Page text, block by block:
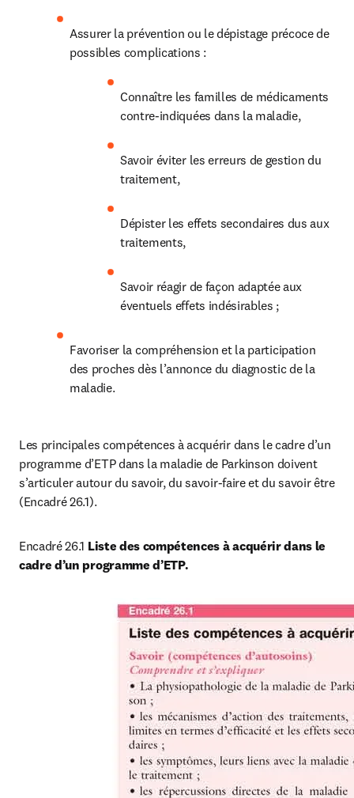
Assurer la prévention ou le dépistage précoce de
possibles complications :
Connaître les familles de médicaments
contre-indiquées dans la maladie,
Savoir éviter les erreurs de gestion du
traitement,
Dépister les effets secondaires dus aux
traitements,
Savoir réagir de façon adaptée aux
éventuels effets indésirables ;
Favoriser la compréhension et la participation
des proches dès l’annonce du diagnostic de la
maladie.
Les principales compétences à acquérir dans le cadre d’un
programme d’ETP dans la maladie de Parkinson doivent
s’articuler autour du savoir, du savoir-faire et du savoir être
(Encadré 26.1).
Encadré 26.1 Liste des compétences à acquérir dans le
cadre d’un programme d’ETP.